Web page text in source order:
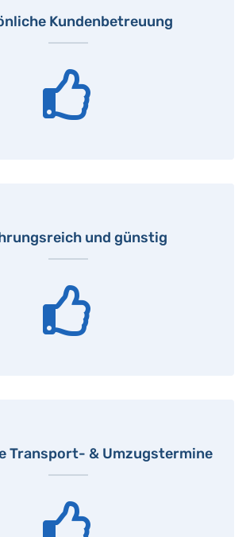
Kundenbetreuung
und günstig
Transport- & Umzugstermine